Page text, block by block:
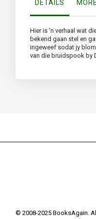
DETAILS
Hier is 'n verhaal wat
bekend gaan stel en
ingeweef sodat jy
van die bruidspook by
© 2008-2025 BooksAgain.